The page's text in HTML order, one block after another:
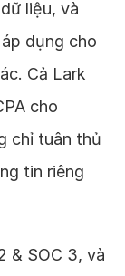
liệu, và
dụng cho
Cả Lark
cho
chỉ tuân thủ
tin riêng
& SOC 3, và